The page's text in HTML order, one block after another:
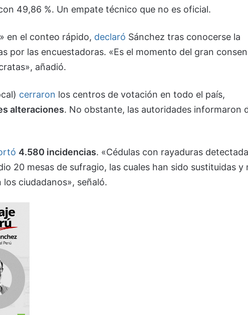
49,86 %. Un empate técnico que no es oficial.
en el conteo rápido, declaró Sánchez tras conocerse la
por las encuestadoras. «Es el momento del gran
añadió.
cerraron los centros de votación en todo el país,
alteraciones. No obstante, las autoridades informaron
4.580 incidencias. «Cédulas con rayaduras
20 mesas de sufragio, las cuales han sido sustituidas y
ciudadanos», señaló.